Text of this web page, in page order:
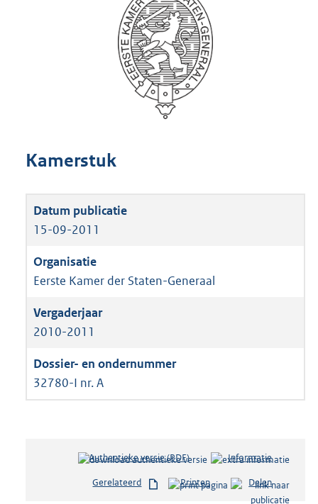
Kamerstuk
15-09-2011
Eerste Kamer der Staten-Generaal
2010-2011
32780-I nr. A
Authentieke versie (PDF)b
s
Informatie
Gerelateerd Printen Delen